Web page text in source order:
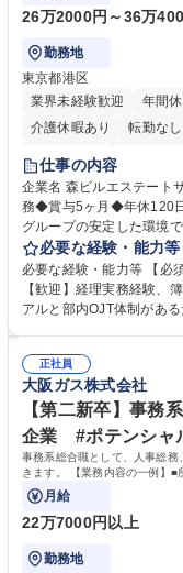
26万2000円～36万
勤務地
東京都港区
業界未経験歓迎
年間
介護休暇あり
転勤なし
経験者歓迎
完全週休2日制
交通費
仕事の内容
企業名 森ビルエステートサービス株式会社
務◆賞与5ヶ月◆年休120日◆残業
グループの安定した環境
をお任せします。 労務と
度改定などのコア業務にも
理、給与計算、社会保険
き、社内規定の改定や人
でも質問・相談できる環境
集職種 【森ビルG】人
リモート可
必要な経験・能力等
必要な経験・能力等 【必
【歓迎】経理実務経験、
アルと部内OJT体制があ
務に挑戦できるため、自
きます。 残業少なめ、週
ち長期活躍できる環境で
キャリアを築きたい」と
歴・資格 学歴：大学院 大
簿記検定1級 日商簿記検
正社員
大阪ガス株式会社
【第二新卒】事務
企業 #ポテンシャ
事務系総合職として、人事総
きます。 【業務内容の一例】■
門の企画スタッフ、ルート営業
月給
22万7000円以上
勤務地